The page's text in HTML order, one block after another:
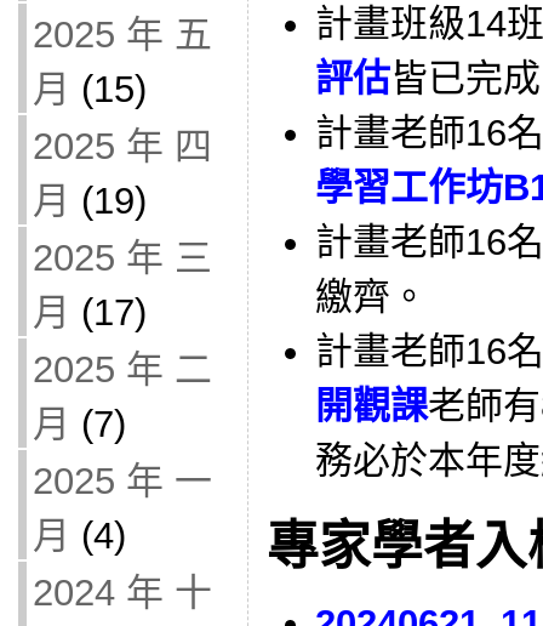
2025 年 五
月 (15)
2025 年 四
月 (19)
2025 年 三
月 (17)
2025 年 二
月 (7)
2025 年 一
月 (4)
2024 年 十
計畫班級14
評估皆已完
計畫老師16
學習工作坊
計畫老師16
繳齊。
計畫老師16
開觀課老師
務必於本年
專家學者